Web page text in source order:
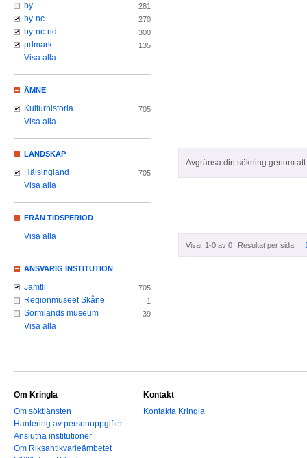
Avgränsa din sökning genom
Visar 1-0 av 0 Resultat per sida:
by 281
by-nc 270
by-nc-nd 300
pdmark 135
Visa alla
ÄMNE
Kulturhistoria 705
Visa alla
LANDSKAP
Hälsingland 705
Visa alla
FRÅN TIDSPERIOD
Visa alla
ANSVARIG INSTITUTION
Jamtli 705
Regionmuseet Skåne 1
Sörmlands museum 39
Visa alla
Om Kringla
Om söktjänsten
Hantering av personuppgifter
Anslutna institutioner
Om Riksantikvarieämbetet
Kontakt
Kontakta Kringla